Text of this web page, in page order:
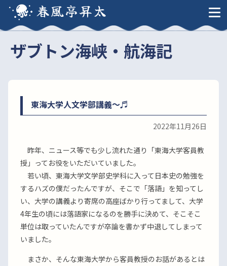
春風亭昇太
ザブトン海峡・航海記
東海大学人文学部講義〜♬
2022年11月26日
昨年、ニュース等でも少し流れた通り「東海大学客員教
授」ってお役をいただいていました。
若い頃、東海大学文学部史学科に入って日本史の勉強を
するハズの僕だったんですが、そこで「落語」を知ってし
い、大学の講義より寄席の高座ばかり行ってまして、大学
4年生の頃には落語家になるのを勝手に決めて、そこそこ
単位は取っていたんですが卒論を書かず中退してしまって
いました。
まさか、そんな東海大学から客員教授のお話があるとは